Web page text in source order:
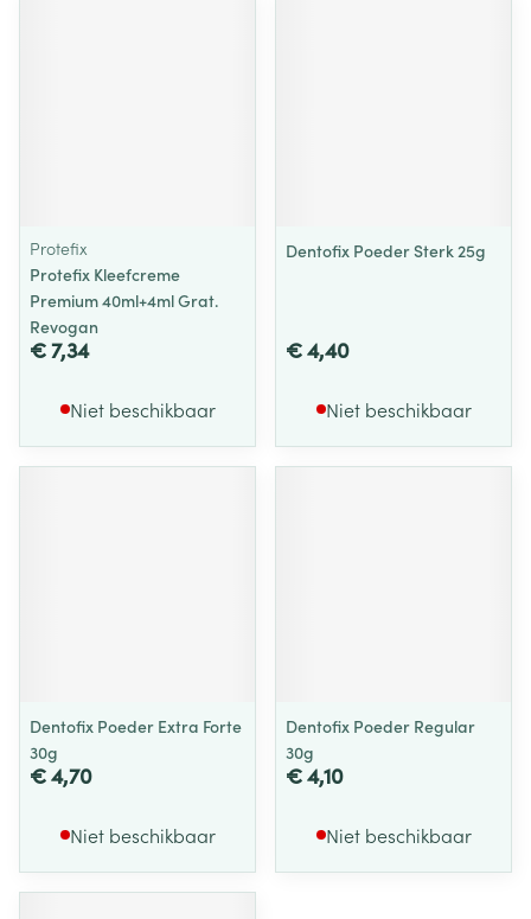
Protefix
Protefix Kleefcreme
Premium 40ml+4ml Grat.
Revogan
€ 7,34
Niet beschikbaar
Dentofix Poeder Sterk 25g
€ 4,40
Niet beschikbaar
Dentofix Poeder Extra Forte
30g
€ 4,70
Niet beschikbaar
Dentofix Poeder Regular
30g
€ 4,10
Niet beschikbaar